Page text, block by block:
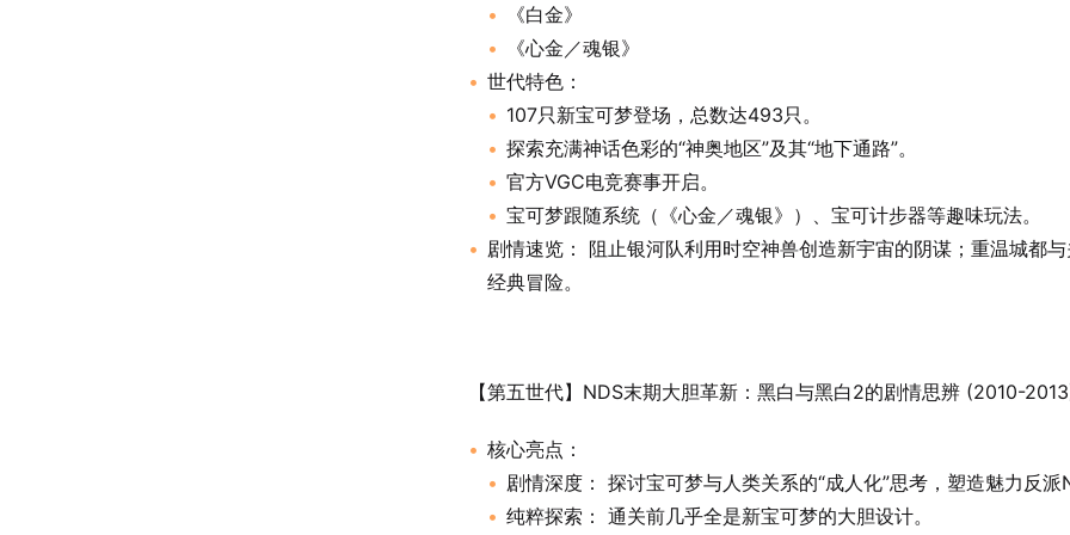
《白金》
《心金／魂银》
世代特色：
107只新宝可梦登场，总数达493只。
探索充满神话色彩的“神奥地区”及其“地下通路”。
官方VGC电竞赛事开启。
宝可梦跟随系统（《心金／魂银》）、宝可计步器等趣味玩法。
剧情速览： 阻止银河队利用时空神兽创造新宇宙的阴谋；重温城都
经典冒险。
【第五世代】NDS末期大胆革新：黑白与黑白2的剧情思辨 (2010-
核心亮点：
剧情深度： 探讨宝可梦与人类关系的“成人化”思考，塑造魅力反派N
纯粹探索： 通关前几乎全是新宝可梦的大胆设计。